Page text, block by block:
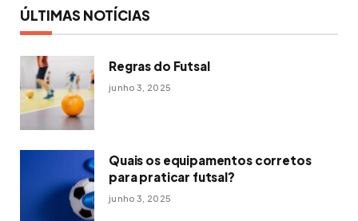
ÚLTIMAS NOTÍCIAS
Regras do Futsal
junho 3, 2025
Quais os equipamentos corretos
para praticar futsal?
junho 3, 2025